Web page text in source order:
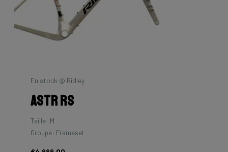
En stock @ Ridley
Astr RS
Taille: M
Groupe: Frameset